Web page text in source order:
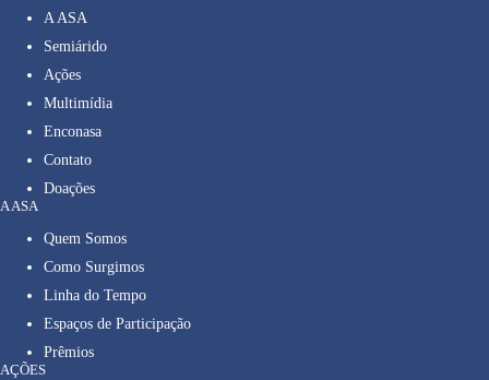
A ASA
Semiárido
Ações
Multimídia
Enconasa
Contato
Doações
A ASA
Quem Somos
Como Surgimos
Linha do Tempo
Espaços de Participação
Prêmios
AÇÕES